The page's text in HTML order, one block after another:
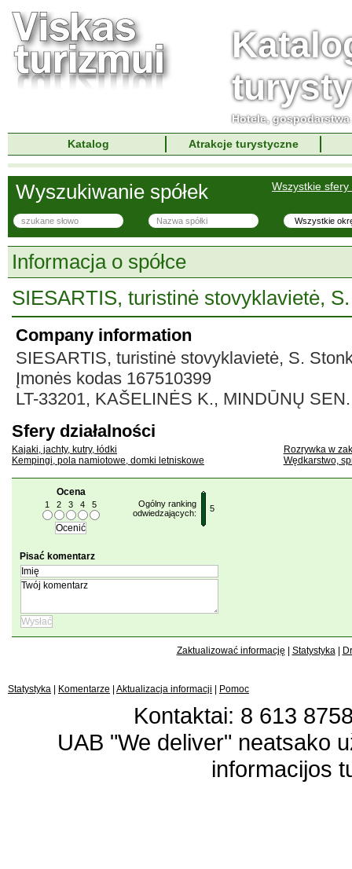
Hotele,
Katalog
Atrakcje turystyczne
Wszystkie sfery
Wyszukiwanie spółek
Informacja o spółce
SIESARTIS, turistinė stovyklavietė,
Company information
SIESARTIS, turistinė stovyklavietė, S.
Įmonės kodas 167510399
LT-33201, KAŠELINĖS K., MINDŪNŲ
Sfery działalności
Kajaki, jachty, kutry, łódki
Kempingi, pola namiotowe, domki letniskowe
Rozrywka w
Wędkarstwo,
Ocena
1 2 3 4 5
Ogólny ranking
odwiedzających:
5
Pisać komentarz
Zaktualizować informację Statystyka|
Statystyka Komentarze Aktualizacja informacji Pomoc
Kontaktai: 8 613
UAB "We deliver" neatsako
informacijos